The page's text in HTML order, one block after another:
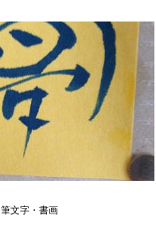
筆文字・書画